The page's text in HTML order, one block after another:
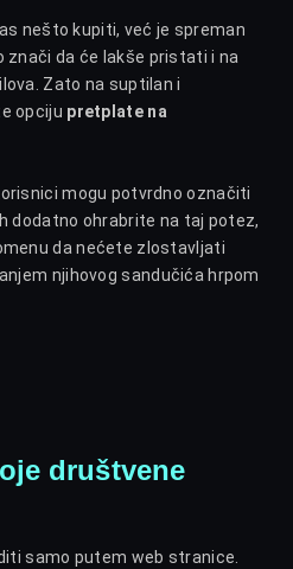
nešto kupiti, već je spreman
znači da će lakše pristati i na
Zato na suptilan i
opciju pretplate na
mogu potvrdno označiti
dodatno ohrabrite na taj potez,
da nećete zlostavljati
njihovog sandučića hrpom
društvene
samo putem web stranice.